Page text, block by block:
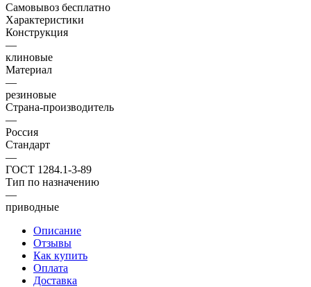
Самовывоз бесплатно
Характеристики
Конструкция
—
клиновые
Материал
—
резиновые
Страна-производитель
—
Россия
Стандарт
—
ГОСТ 1284.1-3-89
Тип по назначению
—
приводные
Описание
Отзывы
Как купить
Оплата
Доставка